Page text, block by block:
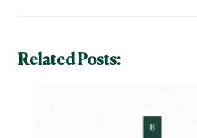
Related Posts: